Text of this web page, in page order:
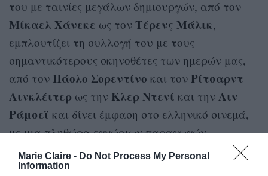
Marie Claire - Do Not Process My Personal
Information
του με ταινίες μεγάλων δημιουργών, από τον
Μίκαελ Χάνεκε ως τον Τέρενς Μάλικ,
εμπλουτίζει τη συλλογή του με τους
σημαντικότερους σκηνοθέτες των ημερών μας,
από τον Πάολο Σορεντίνο και τον Ρίτσαρντ
Λινκλέιτερ ως την Κλερ Ντενί και την Λιν
Ράμσεϊ και δίνει έμφαση στο ελληνικό σινεμά,
με μια πληθώρα εγχώριων παραγωγών,
βραβευμένων σε διεθνή φεστιβάλ, από
σκηνοθέτες όπως ο